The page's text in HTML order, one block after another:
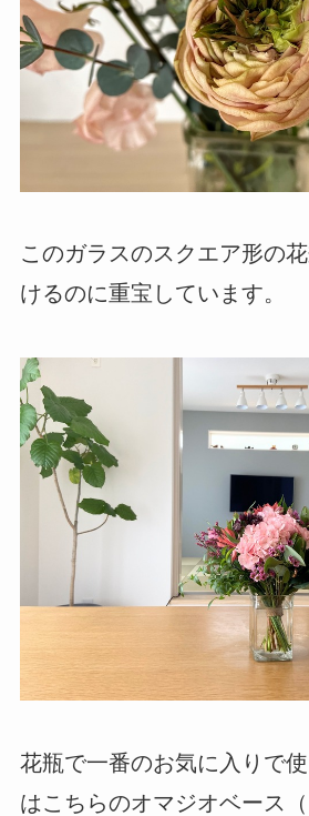
このガラスのスクエア形の
けるのに重宝しています。
花瓶で一番のお気に入りで
はこちらのオマジオベース（